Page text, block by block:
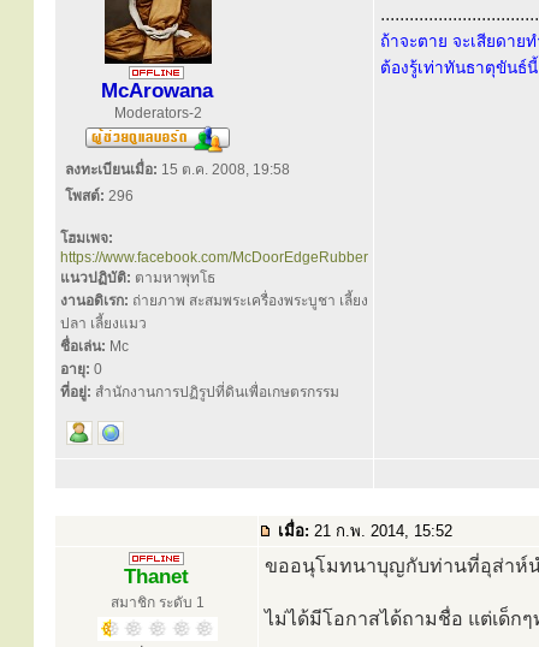
McArowana
Moderators-2
ลงทะเบียนเมื่อ: 15 ต.ค. 2008, 19:58
โพสต์: 296
โฮมเพจ:
https://www.facebook.com/McDoorEdgeRubber
แนวปฏิบัติ: ตามหาพุทโธ
งานอดิเรก: ถ่ายภาพ สะสมพระเครื่องพระบูชา เลี้ยง
ปลา เลี้ยงแมว
ชื่อเล่น: Mc
อายุ: 0
ที่อยู่: สำนักงานการปฏิรูปที่ดินเพื่อเกษตรกรรม
ถ้าจะตาย จะเสียดาย
ต้องรู้เท่าทันธาตุขันธ์
เมื่อ: 21 ก.พ. 2014, 15:52
Thanet
สมาชิก ระดับ 1
ขออนุโมทนาบุญกับท่านที่อุส่าห์
ไม่ได้มีโอกาสได้ถามชื่อ แต่เด็ก